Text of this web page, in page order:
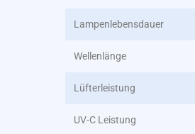
Lampenlebensdauer
Wellenlänge
Lüfterleistung
UV-C Leistung